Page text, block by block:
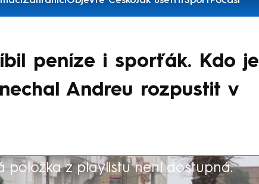
peníze i sporťák. Kdo je
Andreu rozpustit v
položka z playlistu není dostupná.